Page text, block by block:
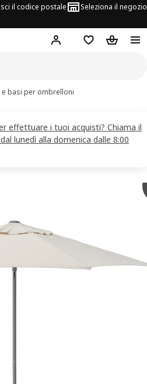
il codice postale Seleziona il negozio
Hej! AccediLista deiCarrello
basi per ombrelloni
effettuare i tuoi acquisti? Chiama il
lunedì alla domenica dalle 8:00